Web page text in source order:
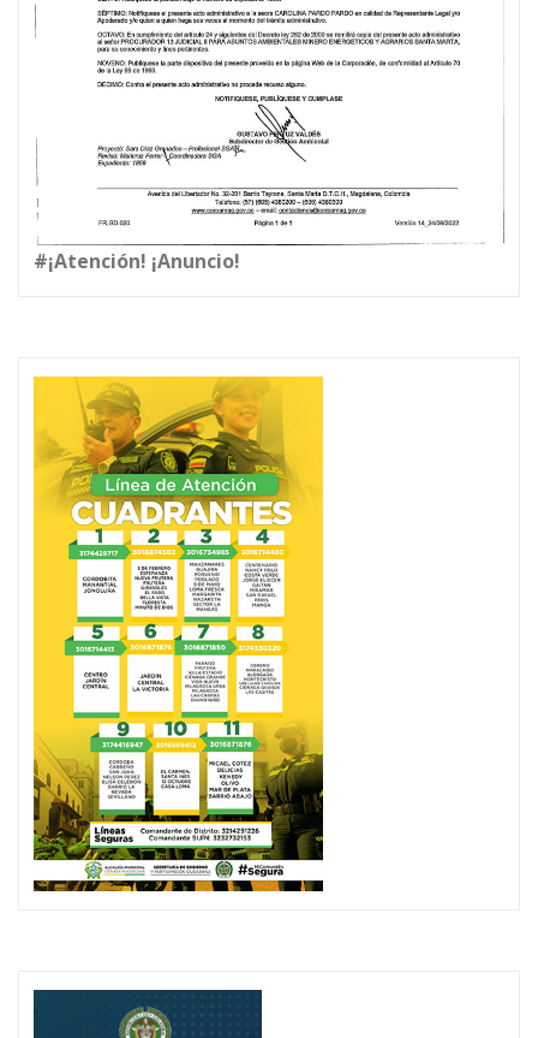
#¡Atención! ¡Anuncio!